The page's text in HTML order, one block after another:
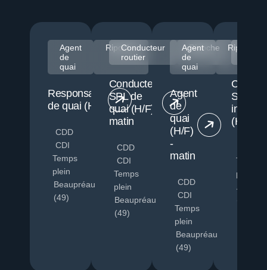
Agent
de
quai
Ripoche
Responsable
de quai (H/F)
CDD
CDI
Temps
plein
Beaupréau
(49)
Conducteur
routier
Ripoche
Conducteur
SPL de
quai (H/F) -
matin
CDD
CDI
Temps
plein
Beaupréau
(49)
Agent
de
quai
Ripoche
Agent
de
quai
(H/F)
-
matin
CDD
CDI
Temps
plein
Beaupréau
(49)
SPL
(H/F)
Temps
plein
Angers